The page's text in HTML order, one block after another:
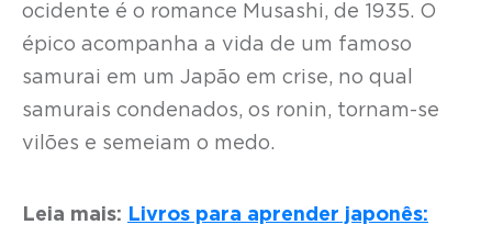
ocidente é o romance Musashi, de 1935. O
épico acompanha a vida de um famoso
samurai em um Japão em crise, no qual
samurais condenados, os ronin, tornam-se
vilões e semeiam o medo.
Leia mais: Livros para aprender japonês: